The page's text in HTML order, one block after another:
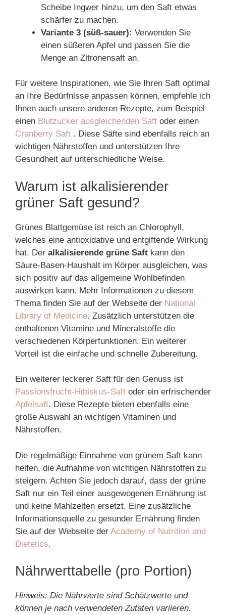
Scheibe Ingwer hinzu, um den Saft etwas
schärfer zu machen.
Variante 3 (süß-sauer): Verwenden Sie
einen süßeren Apfel und passen Sie die
Menge an Zitronensaft an.
Für weitere Inspirationen, wie Sie Ihren Saft optimal
an Ihre Bedürfnisse anpassen können, empfehle ich
Ihnen auch unsere anderen Rezepte, zum Beispiel
einen Blutzucker ausgleichenden Saft oder einen
Cranberry Saft . Diese Säfte sind ebenfalls reich an
wichtigen Nährstoffen und unterstützen Ihre
Gesundheit auf unterschiedliche Weise.
Warum ist alkalisierender
grüner Saft gesund?
Grünes Blattgemüse ist reich an Chlorophyll,
welches eine antioxidative und entgiftende Wirkung
hat. Der alkalisierende grüne Saft kann den
Säure-Basen-Haushalt im Körper ausgleichen, was
sich positiv auf das allgemeine Wohlbefinden
auswirken kann. Mehr Informationen zu diesem
Thema finden Sie auf der Webseite der National
Library of Medicine. Zusätzlich unterstützen die
enthaltenen Vitamine und Mineralstoffe die
verschiedenen Körperfunktionen. Ein weiterer
Vorteil ist die einfache und schnelle Zubereitung.
Ein weiterer leckerer Saft für den Genuss ist
Passionsfrucht-Hibiskus-Saft oder ein erfrischender
Apfelsaft. Diese Rezepte bieten ebenfalls eine
große Auswahl an wichtigen Vitaminen und
Nährstoffen.
Die regelmäßige Einnahme von grünem Saft kann
helfen, die Aufnahme von wichtigen Nährstoffen zu
steigern. Achten Sie jedoch darauf, dass der grüne
Saft nur ein Teil einer ausgewogenen Ernährung ist
und keine Mahlzeiten ersetzt. Eine zusätzliche
Informationsquelle zu gesunder Ernährung finden
Sie auf der Webseite der Academy of Nutrition and
Dietetics.
Nährwerttabelle (pro Portion)
Hinweis: Die Nährwerte sind Schätzwerte und
können je nach verwendeten Zutaten variieren.